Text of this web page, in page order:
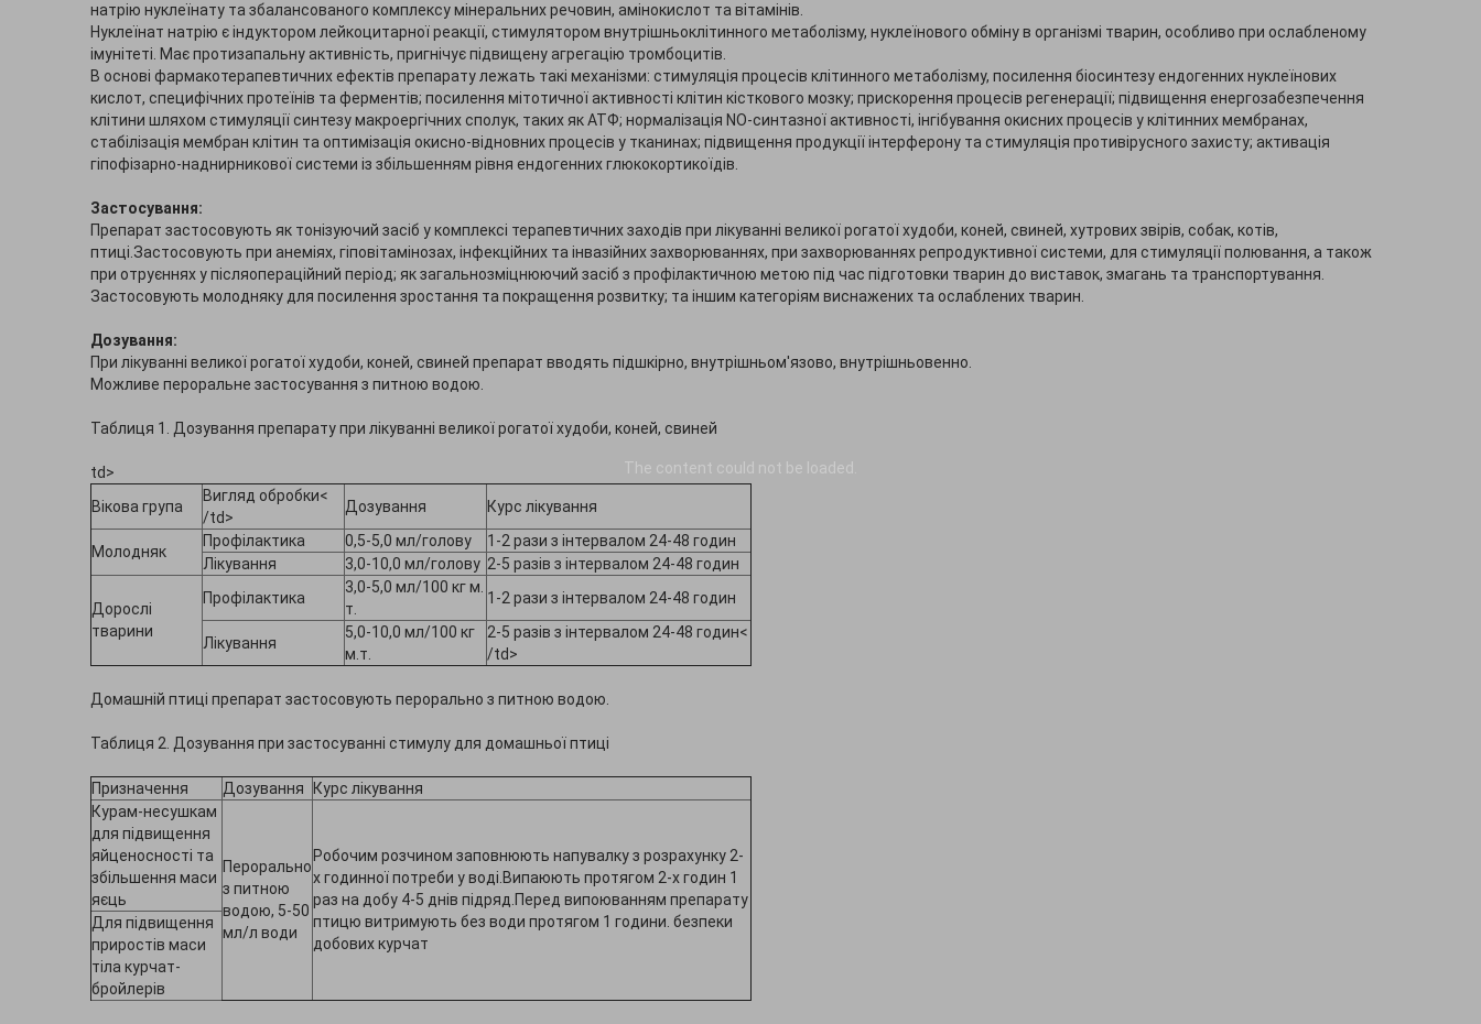
The content could not be loaded.
натрію нуклеїнату та збалансованого комплексу мінеральних речовин, амінокислот та вітамінів.
Нуклеїнат натрію є індуктором лейкоцитарної реакції, стимулятором внутрішньоклітинного метаболізму, нуклеїнового обміну в організмі тварин, особливо при ослабленому
імунітеті. Має протизапальну активність, пригнічує підвищену агрегацію тромбоцитів.
В основі фармакотерапевтичних ефектів препарату лежать такі механізми: стимуляція процесів клітинного метаболізму, посилення біосинтезу ендогенних нуклеїнових
кислот, специфічних протеїнів та ферментів; посилення мітотичної активності клітин кісткового мозку; прискорення процесів регенерації; підвищення енергозабезпечення
клітини шляхом стимуляції синтезу макроергічних сполук, таких як АТФ; нормалізація NO-синтазної активності, інгібування окисних процесів у клітинних мембранах,
стабілізація мембран клітин та оптимізація окисно-відновних процесів у тканинах; підвищення продукції інтерферону та стимуляція противірусного захисту; активація
гіпофізарно-наднирникової системи із збільшенням рівня ендогенних глюкокортикоїдів.
Застосування:
Препарат застосовують як тонізуючий засіб у комплексі терапевтичних заходів при лікуванні великої рогатої худоби, коней, свиней, хутрових звірів, собак, котів,
птиці.Застосовують при анеміях, гіповітамінозах, інфекційних та інвазійних захворюваннях, при захворюваннях репродуктивної системи, для стимуляції полювання, а також
при отруєннях у післяопераційний період; як загальнозміцнюючий засіб з профілактичною метою під час підготовки тварин до виставок, змагань та транспортування.
Застосовують молодняку ​​для посилення зростання та покращення розвитку; та іншим категоріям виснажених та ослаблених тварин.
Дозування:
При лікуванні великої рогатої худоби, коней, свиней препарат вводять підшкірно, внутрішньом'язово, внутрішньовенно.
Можливе пероральне застосування з питною водою.
Таблиця 1. Дозування препарату при лікуванні великої рогатої худоби, коней, свиней
td>
Вікова група
Вигляд обробки<
/td>
Дозування Курс лікування
Молодняк
Профілактика 0,5-5,0 мл/голову
1-2 рази з інтервалом 24-48 годин
Лікування
3,0-10,0 мл/голову 2-5 разів з інтервалом 24-48 годин
Дорослі
тварини
Профілактика
3,0-5,0 мл/100 кг м.
т.
1-2 рази з інтервалом 24-48 годин
Лікування
5,0-10,0 мл/100 кг
м.т.
2-5 разів з інтервалом 24-48 годин<
/td>
Домашній птиці препарат застосовують перорально з питною водою.
Таблиця 2. Дозування при застосуванні стимулу для домашньої птиці
Призначення Дозування
Курс лікування
Курам-несушкам
для підвищення
яйценосності та
збільшення маси
яєць
Перорально
з питною
водою, 5-50
мл/л води
Робочим розчином заповнюють напувалку з розрахунку 2-
х годинної потреби у воді.Випаюють протягом 2-х годин 1
раз на добу 4-5 днів підряд.Перед випоюванням препарату
птицю витримують без води протягом 1 години. безпеки
добових курчат
Для підвищення
приростів маси
тіла курчат-
бройлерів